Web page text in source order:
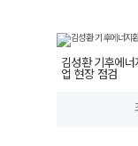
김성환 기후에
업 현장 점검